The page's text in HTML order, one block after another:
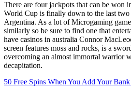
There are four jackpots that can be won
World Cup is finally down to the last two
Argentina. As a lot of Microgaming
similarly so be sure to find one that
have casinos in australia Connor
screen features moss and rocks, is a
overcoming an almost immortal warrior
decapitation.
50 Free Spins When You Add Your